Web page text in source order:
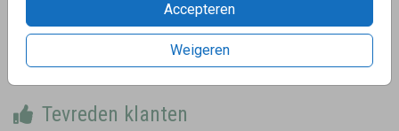
Accepteren
Weigeren
Hoe gaat de bezorging?
Hoe bestel ik een proefdruk?
Wat zijn de verzendkosten?
Tevreden klanten